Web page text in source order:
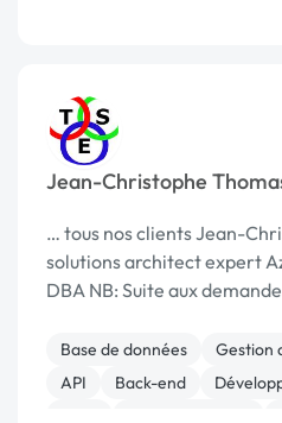
Jean-Christophe
… tous nos clients Jean-
solutions architect expert
DBA NB: Suite aux
Base de données Gestion
API
Back-end